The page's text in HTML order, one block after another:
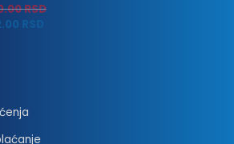
RSD
RSD